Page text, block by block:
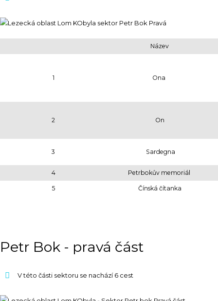
Název
1 Ona
2 On
3 Sardegna
4 Petrbokův memoriál
5 Čínská čítanka
Petr Bok - pravá část
V této části sektoru se nachází 6 cest